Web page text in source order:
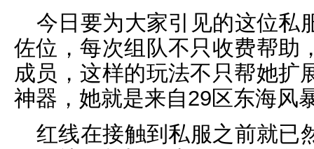
今日要为大家引见的这位私
佐位，每次组队不只收费帮助
成员，这样的玩法不只帮她扩
神器，她就是来自29区东海风
红线在接触到私服之前就已